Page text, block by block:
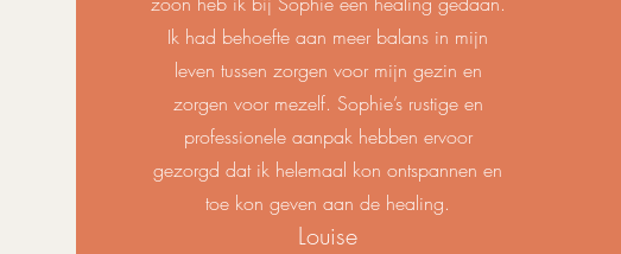
Ik had behoefte aan meer balans in mijn
leven tussen zorgen voor mijn gezin en
zorgen voor mezelf. Sophie’s rustige en
professionele aanpak hebben ervoor
gezorgd dat ik helemaal kon ontspannen en
toe kon geven aan de healing.
Louise